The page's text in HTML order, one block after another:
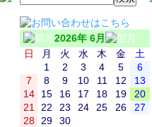
2026年 6月
日
月 火 水 木 金
土
1
2 3 4 5
6
7
8 9 10 11 12
13
14
15 16 17 18 19
20
21
22 23 24 25 26
27
28
29
30